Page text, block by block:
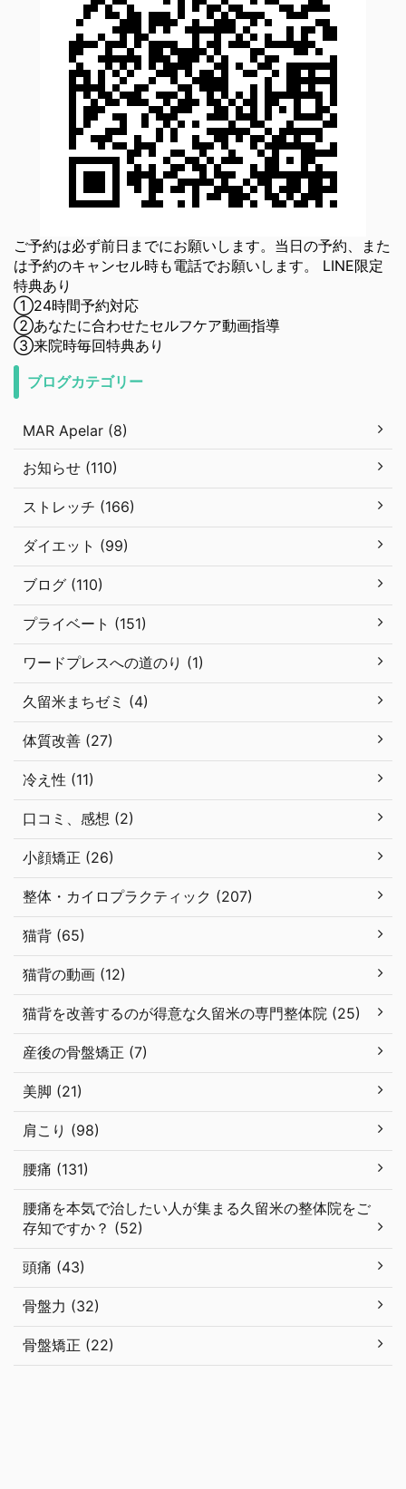
ご予約は必ず前日までにお願いします。当日の予約、また
は予約のキャンセル時も電話でお願いします。 LINE限定
特典あり
①24時間予約対応
②あなたに合わせたセルフケア動画指導
③来院時毎回特典あり
ブログカテゴリー
MAR Apelar (8)
お知らせ (110)
ストレッチ (166)
ダイエット (99)
ブログ (110)
プライベート (151)
ワードプレスへの道のり (1)
久留米まちゼミ (4)
体質改善 (27)
冷え性 (11)
口コミ、感想 (2)
小顔矯正 (26)
整体・カイロプラクティック (207)
猫背 (65)
猫背の動画 (12)
猫背を改善するのが得意な久留米の専門整体院 (25)
産後の骨盤矯正 (7)
美脚 (21)
肩こり (98)
腰痛 (131)
腰痛を本気で治したい人が集まる久留米の整体院をご
存知ですか？ (52)
頭痛 (43)
骨盤力 (32)
骨盤矯正 (22)